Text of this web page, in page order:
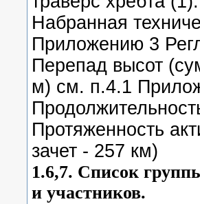
Набранная
Приложению 3
Перепад высот
м) см. п.4.1
Протяженность
зачет - 257 км)
1.6,7. Список
и участников.